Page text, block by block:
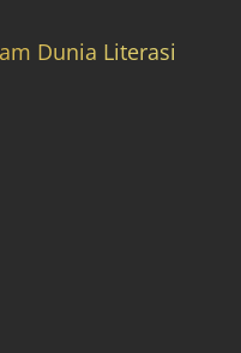
Dunia Literasi